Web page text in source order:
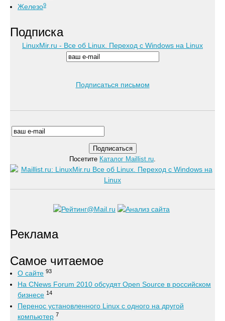
Железо9
Подписка
LinuxMir.ru - Все об Linux. Переход с Windows на Linux
Подписаться письмом
Посетите Каталог Maillist.ru.
Реклама
Самое читаемое
О сайте 93
На CNews Forum 2010 обсудят Open Source в российском
бизнесе 14
Перенос установленного Linux с одного на другой
компьютер 7